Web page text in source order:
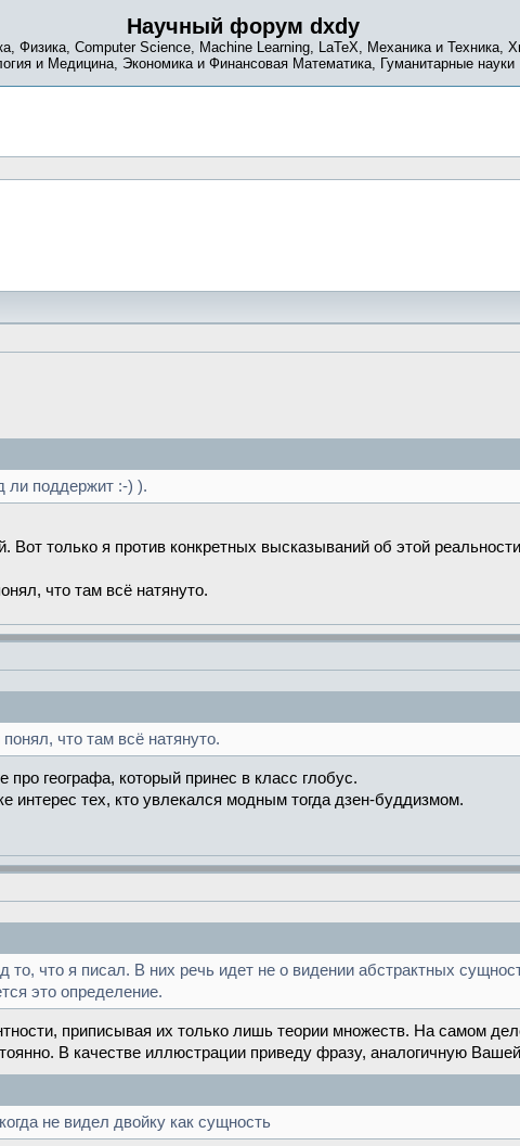
Научный форум dxdy
Физика, Computer Science, Machine Learning, LaTeX, Механика и Техника,
и Медицина, Экономика и Финансовая Математика, Гуманитарные науки
ли поддержит :-) ).
Вот только я против конкретных высказываний об этой
что там всё натянуто.
что там всё натянуто.
про географа, который принес в класс глобус.
интерес тех, кто увлекался модным тогда дзен-буддизмом.
что я писал. В них речь идет не о видении абстрактных
это определение.
приписывая их только лишь теории множеств. На самом
В качестве иллюстрации приведу фразу, аналогичную
не видел двойку как сущность